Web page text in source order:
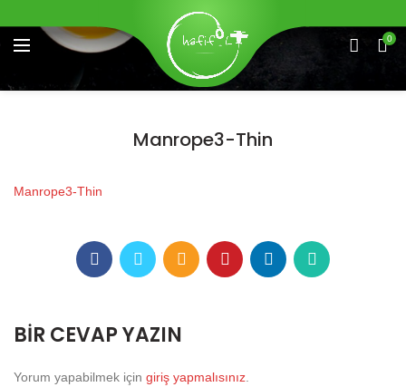
0
Manrope3-Thin
Manrope3-Thin
BIR CEVAP YAZIN
Yorum yapabilmek için giriş yapmalısınız.